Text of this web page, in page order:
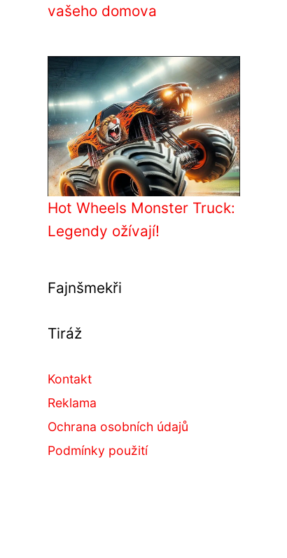
vašeho domova
Hot Wheels Monster Truck:
Legendy ožívají!
Fajnšmekři
Tiráž
Kontakt
Reklama
Ochrana osobních údajů
Podmínky použití